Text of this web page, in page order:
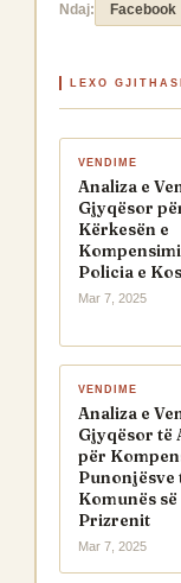
Ndaj: Facebook
LEXO
VENDIME
Analiza e
Gjyqësor
Kërkesën e
Policia e
Mar 7, 2025
VENDIME
Analiza e
Gjyqësor të
për
Punonjësve
Komunës së
Prizrenit
Mar 7, 2025